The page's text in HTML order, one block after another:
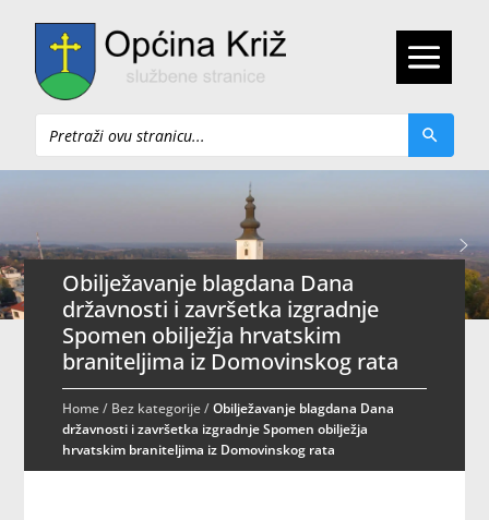
Pretraži
Obilježavanje blagdana Dana
državnosti i završetka izgradnje
Spomen obilježja hrvatskim
braniteljima iz Domovinskog rata
Home/ Bez kategorije/Obilježavanje blagdana Dana
državnosti i završetka izgradnje Spomen obilježja
hrvatskim braniteljima iz Domovinskog rata